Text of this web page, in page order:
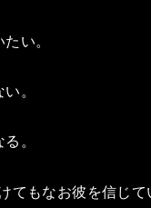
い。
。
。
てもなお彼を信じて